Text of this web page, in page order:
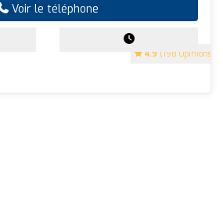
4.9 (198 Opinions)
Voir le téléphone